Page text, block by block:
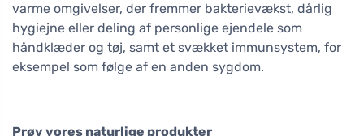
varme omgivelser, der fremmer bakterievækst, dårlig
hygiejne eller deling af personlige ejendele som
håndklæder og tøj, samt et svækket immunsystem, for
eksempel som følge af en anden sygdom.
Prøv vores naturlige produkter